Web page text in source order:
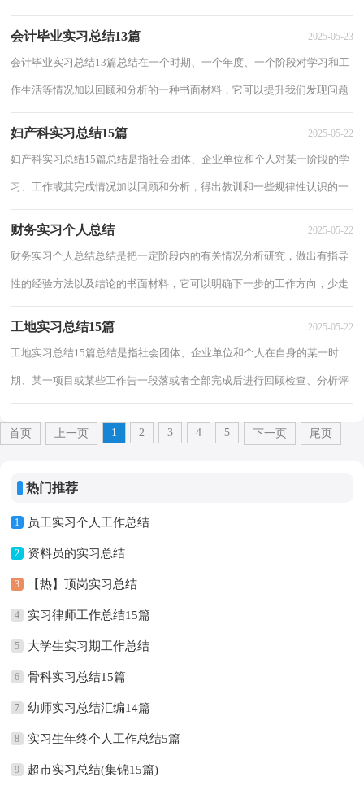
性认知上升到全面的、系统的、本质的...
会计毕业实习总结13篇 2025-05-23
会计毕业实习总结13篇总结在一个时期、一个年度、一个阶段对学习和工
作生活等情况加以回顾和分析的一种书面材料，它可以提升我们发现问题
的能力，不妨坐下来好好写写总结吧。但...
妇产科实习总结15篇 2025-05-22
妇产科实习总结15篇总结是指社会团体、企业单位和个人对某一阶段的学
习、工作或其完成情况加以回顾和分析，得出教训和一些规律性认识的一
种书面材料，它可以提升我们发现问题的...
财务实习个人总结 2025-05-22
财务实习个人总结总结是把一定阶段内的有关情况分析研究，做出有指导
性的经验方法以及结论的书面材料，它可以明确下一步的工作方向，少走
弯路，少犯错误，提高工作效益，让我们抽出时间...
工地实习总结15篇 2025-05-22
工地实习总结15篇总结是指社会团体、企业单位和个人在自身的某一时
期、某一项目或某些工作告一段落或者全部完成后进行回顾检查、分析评
价，从而肯定成绩，得到经验，找出差距，得出...
首页 上一页 1 2 3 4 5 下一页 尾页
热门推荐
1 员工实习个人工作总结
2 资料员的实习总结
3 【热】顶岗实习总结
4 实习律师工作总结15篇
5 大学生实习期工作总结
6 骨科实习总结15篇
7 幼师实习总结汇编14篇
8 实习生年终个人工作总结5篇
9 超市实习总结(集锦15篇)